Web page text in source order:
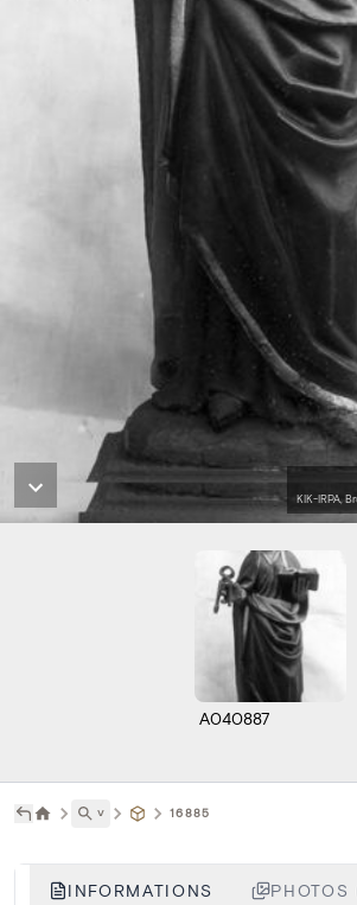
KIK-IRPA,
A040887
˅ 16885
INFORMATIONS PHOTOS